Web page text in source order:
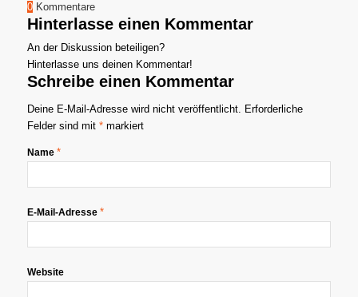
0 Kommentare
Hinterlasse einen Kommentar
An der Diskussion beteiligen?
Hinterlasse uns deinen Kommentar!
Schreibe einen Kommentar
Deine E-Mail-Adresse wird nicht veröffentlicht. Erforderliche
Felder sind mit *markiert
Name *
E-Mail-Adresse *
Website